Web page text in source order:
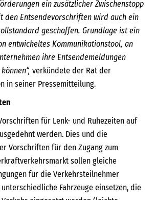
ein zusätzlicher Zwischenstopp
den Entsendevorschriften wird auch ein
geschaffen. Grundlage ist ein
entwickeltes Kommunikationstool, an
ihre Entsendemeldungen
verkündete der Rat der
in seiner Pressemitteilung.
für Lenk- und Ruhezeiten auf
werden. Dies und die
Vorschriften für den Zugang zum
sollen gleiche
für die Verkehrsteilnehmer
Fahrzeuge einsetzen, die